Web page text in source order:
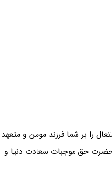
را بر شما فرزند مومن و متعهد
حضرت حق موجبات سعادت دنیا و